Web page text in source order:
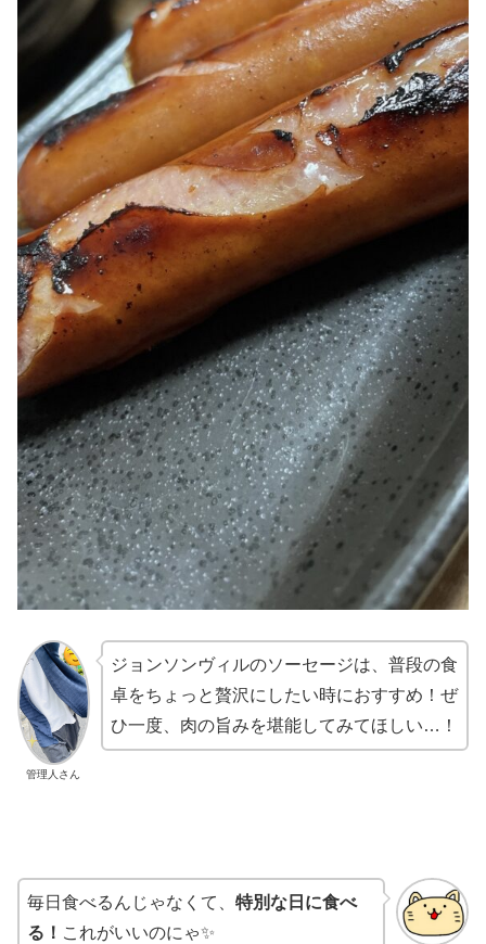
管理人さん
ジョンソンヴィルのソーセージは、普段の食
卓をちょっと贅沢にしたい時におすすめ！ぜ
ひ一度、肉の旨みを堪能してみてほしい…！
毎日食べるんじゃなくて、 特別な日に食べ
る！ これがいいのにゃ✨